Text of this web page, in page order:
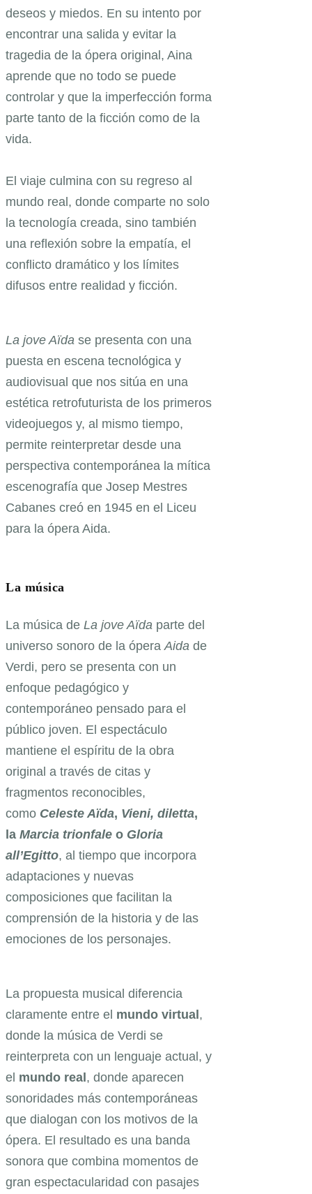
deseos y miedos. En su intento por
encontrar una salida y evitar la
tragedia de la ópera original, Aina
aprende que no todo se puede
controlar y que la imperfección forma
parte tanto de la ficción como de la
vida.
El viaje culmina con su regreso al
mundo real, donde comparte no solo
la tecnología creada, sino también
una reflexión sobre la empatía, el
conflicto dramático y los límites
difusos entre realidad y ficción.
La jove Aïda se presenta con una
puesta en escena tecnológica y
audiovisual que nos sitúa en una
estética retrofuturista de los primeros
videojuegos y, al mismo tiempo,
permite reinterpretar desde una
perspectiva contemporánea la mítica
escenografía que Josep Mestres
Cabanes creó en 1945 en el Liceu
para la ópera Aida.
La música
La música de La jove Aïda parte del
universo sonoro de la ópera Aida de
Verdi, pero se presenta con un
enfoque pedagógico y
contemporáneo pensado para el
público joven. El espectáculo
mantiene el espíritu de la obra
original a través de citas y
fragmentos reconocibles,
como Celeste Aïda, Vieni, diletta,
la Marcia trionfale o Gloria
all’Egitto, al tiempo que incorpora
adaptaciones y nuevas
composiciones que facilitan la
comprensión de la historia y de las
emociones de los personajes.
La propuesta musical diferencia
claramente entre el mundo virtual,
donde la música de Verdi se
reinterpreta con un lenguaje actual, y
el mundo real, donde aparecen
sonoridades más contemporáneas
que dialogan con los motivos de la
ópera. El resultado es una banda
sonora que combina momentos de
gran espectacularidad con pasajes